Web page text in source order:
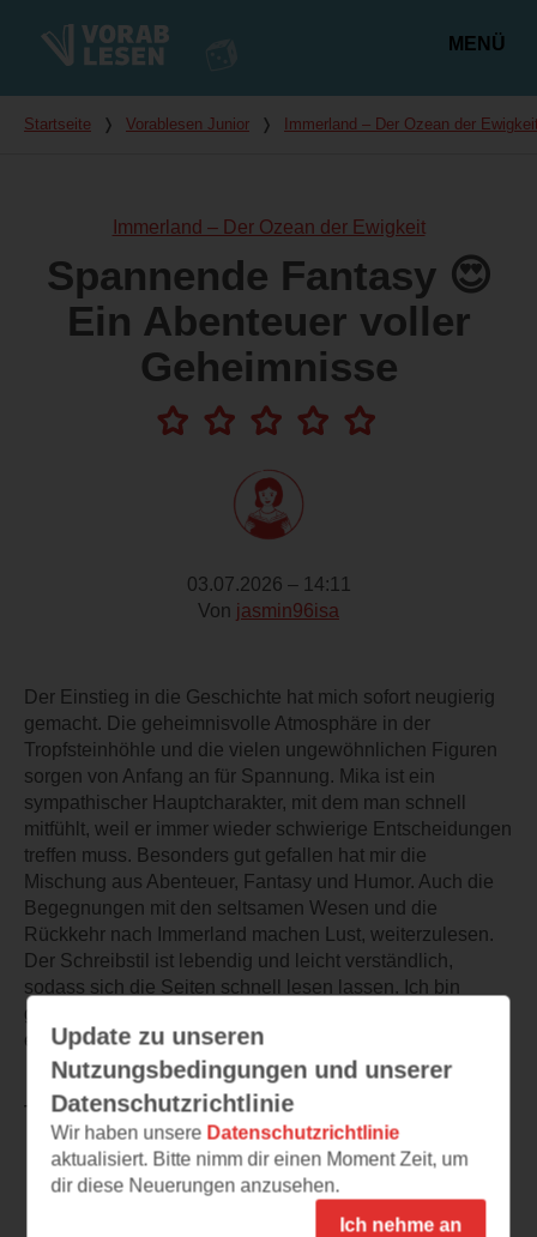
MENÜ
Du bist hier
Startseite ❭ Vorablesen Junior ❭ Immerland – Der Ozean der
Immerland – Der Ozean der Ewigkeit
Spannende Fantasy 😍
Ein Abenteuer voller
Geheimnisse
03.07.2026 – 14:11
Von jasmin96isa
Der Einstieg in die Geschichte hat mich sofort neugierig
gemacht. Die geheimnisvolle Atmosphäre in der
Tropfsteinhöhle und die vielen ungewöhnlichen Figuren
sorgen von Anfang an für Spannung. Mika ist ein
sympathischer Hauptcharakter, mit dem man schnell
mitfühlt, weil er immer wieder schwierige Entscheidungen
treffen muss. Besonders gut gefallen hat mir die
Mischung aus Abenteuer, Fantasy und Humor. Auch die
Begegnungen mit den seltsamen Wesen und die
Rückkehr nach Immerland machen Lust, weiterzulesen.
Der Schreibstil ist lebendig und leicht verständlich,
sodass sich die Seiten schnell lesen lassen. Ich bin
gespannt, welche Gefahren Mika und Jessica noch
erwarten und wie ihr Abenteuer ausgehen wird.
TEILEN
Weitere Leseeindrücke
Update zu unseren
Nutzungsbedingungen und unserer
Datenschutzrichtlinie
Wir haben unsere Datenschutzrichtlinie
aktualisiert. Bitte nimm dir einen Moment Zeit, um
dir diese Neuerungen anzusehen.
Ich nehme an